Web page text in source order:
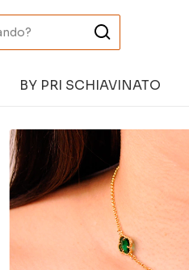
BY PRI SCHIAVINATO